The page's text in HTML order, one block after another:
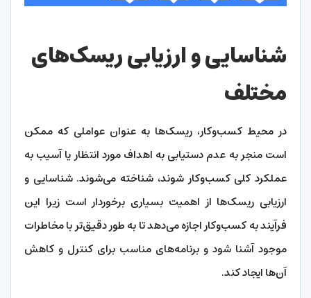
شناسایی و ارزیابی ریسک‌های
مختلف
در محیط کسب‌وکار، ریسک‌ها به عنوان عواملی که ممکن
است منجر به عدم دستیابی به اهداف مورد انتظار یا آسیب به
عملکرد کلی کسب‌وکار شوند، شناخته می‌شوند. شناسایی و
ارزیابی ریسک‌ها از اهمیت بسیاری برخوردار است زیرا این
فرآیند به کسب‌وکار اجازه می‌دهد تا به طور دقیق‌تر با مخاطرات
موجود آشنا شود و برنامه‌های مناسب برای کنترل و کاهش
آن‌ها ایجاد کند.